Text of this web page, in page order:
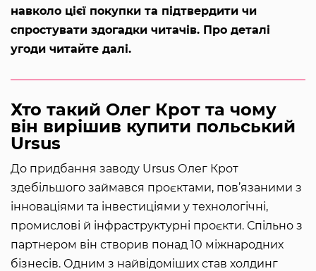
навколо цієї покупки та підтвердити чи
спростувати здогадки читачів. Про деталі
угоди читайте далі.
Хто такий Олег Крот та чому
він вирішив купити польський
Ursus
До придбання заводу Ursus Олег Крот
здебільшого займався проєктами, пов’язаними з
інноваціями та інвестиціями у технологічні,
промислові й інфраструктурні проєкти. Спільно з
партнером він створив понад 10 міжнародних
бізнесів. Одним з найвідоміших став холдинг